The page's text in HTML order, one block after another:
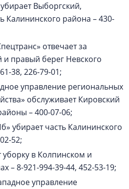
Выборгский,
Калининского района – 430-
отвечает за
и правый берег Невского
38, 226-79-01;
управление региональных
обслуживает Кировский
– 400-07-06;
убирает часть Калининского
52;
уборку в Колпинском и
– 8-921-994-39-44, 452-53-19;
управление